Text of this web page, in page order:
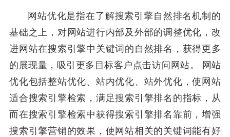
网站优化是指在了解搜索引擎自然排名机制的
基础之上，对网站进行内部及外部的调整优化，改
进网站在搜索引擎中关键词的自然排名，获得更多
的展现量，吸引更多目标客户点击访问网站。 网站
优化包括整站优化、站内优化、站外优化，使网站
适合搜索引擎检索，满足搜索引擎排名的指标，从
而在搜索引擎检索中获得搜索引擎排名靠前，增强
搜索引擎营销的效果，使网站相关的关键词能有好